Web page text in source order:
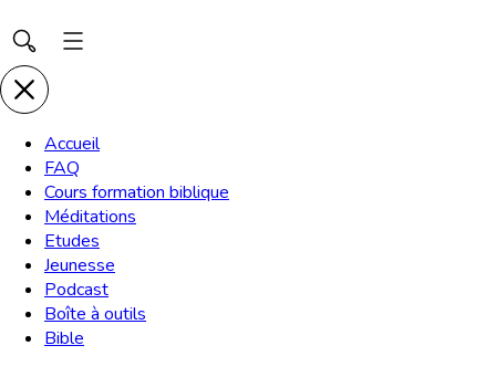
Accueil
FAQ
Cours formation biblique
Méditations
Etudes
Jeunesse
Podcast
Boîte à outils
Bible